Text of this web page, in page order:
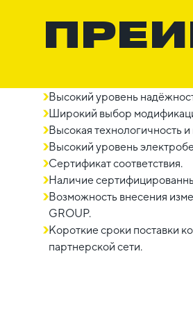
Высокий уровень
Широкий выбор
Высокая технологичность
Высокий уровень
Сертификат соответствия.
Наличие
Возможность внесения
GROUP.
Короткие сроки поставки
партнерской сети.